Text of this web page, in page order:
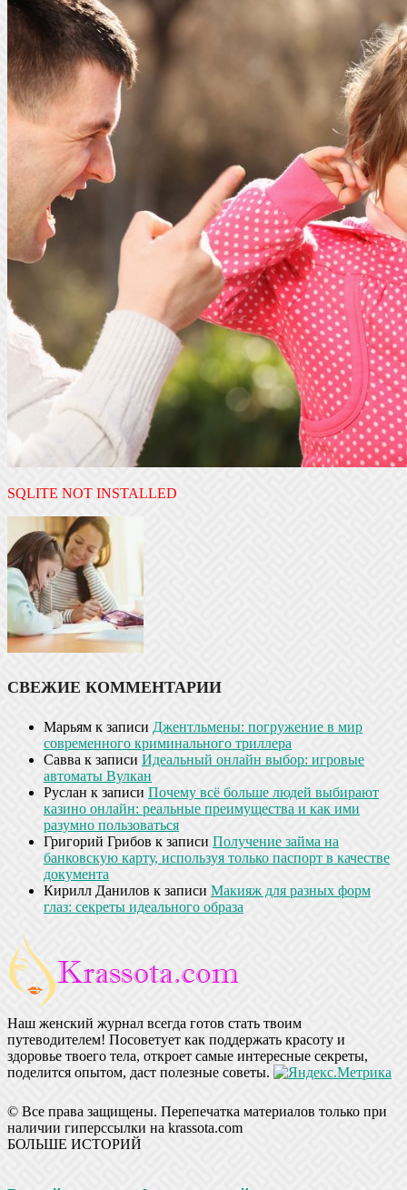
SQLITE NOT INSTALLED
СВЕЖИЕ КОММЕНТАРИИ
Марьям к записи Джентльмены: погружение в мир
современного криминального триллера
Савва к записи Идеальный онлайн выбор: игровые
автоматы Вулкан
Руслан к записи Почему всё больше людей выбирают
казино онлайн: реальные преимущества и как ими
разумно пользоваться
Григорий Грибов к записи Получение займа на
банковскую карту, используя только паспорт в качестве
документа
Кирилл Данилов к записи Макияж для разных форм
глаз: секреты идеального образа
Наш женский журнал всегда готов стать твоим
путеводителем! Посоветует как поддержать красоту и
здоровье твоего тела, откроет самые интересные секреты,
поделится опытом, даст полезные советы.
© Все права защищены. Перепечатка материалов только при
наличии гиперссылки на krassota.com
БОЛЬШЕ ИСТОРИЙ